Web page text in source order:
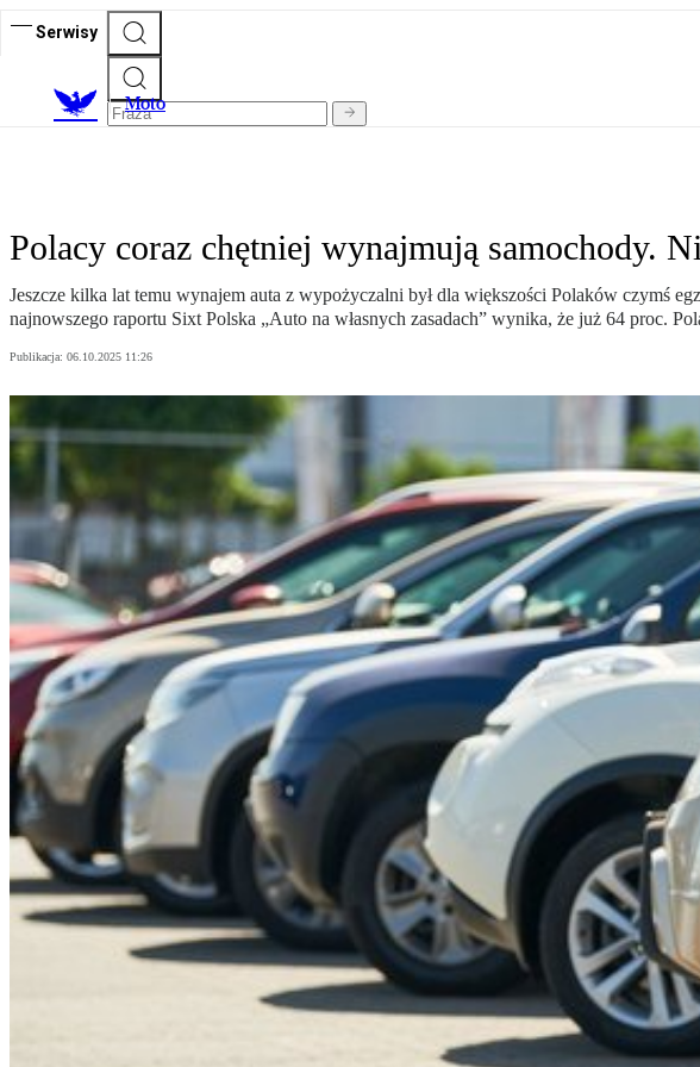
Serwisy
Moto
Polacy coraz chętniej wynajmują samochody.
Jeszcze kilka lat temu wynajem auta z wypożyczalni był dla większości Polaków czymś
najnowszego raportu Sixt Polska „Auto na własnych zasadach” wynika, że już 64 proc.
Publikacja: 06.10.2025 11:26